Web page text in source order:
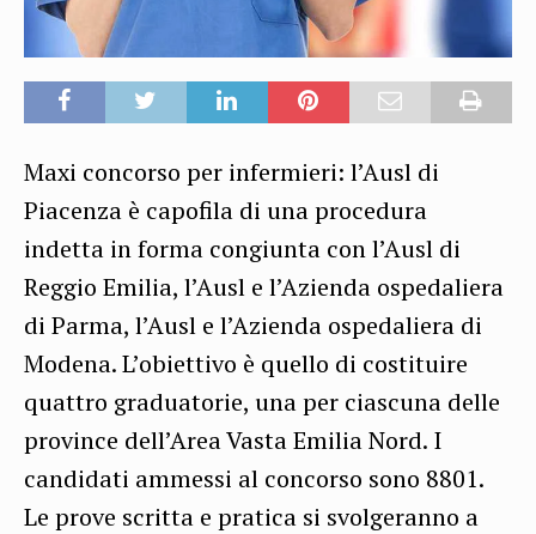
Maxi concorso per infermieri: l’Ausl di
Piacenza è capofila di una procedura
indetta in forma congiunta con l’Ausl di
Reggio Emilia, l’Ausl e l’Azienda ospedaliera
di Parma, l’Ausl e l’Azienda ospedaliera di
Modena. L’obiettivo è quello di costituire
quattro graduatorie, una per ciascuna delle
province dell’Area Vasta Emilia Nord. I
candidati ammessi al concorso sono 8801.
Le prove scritta e pratica si svolgeranno a